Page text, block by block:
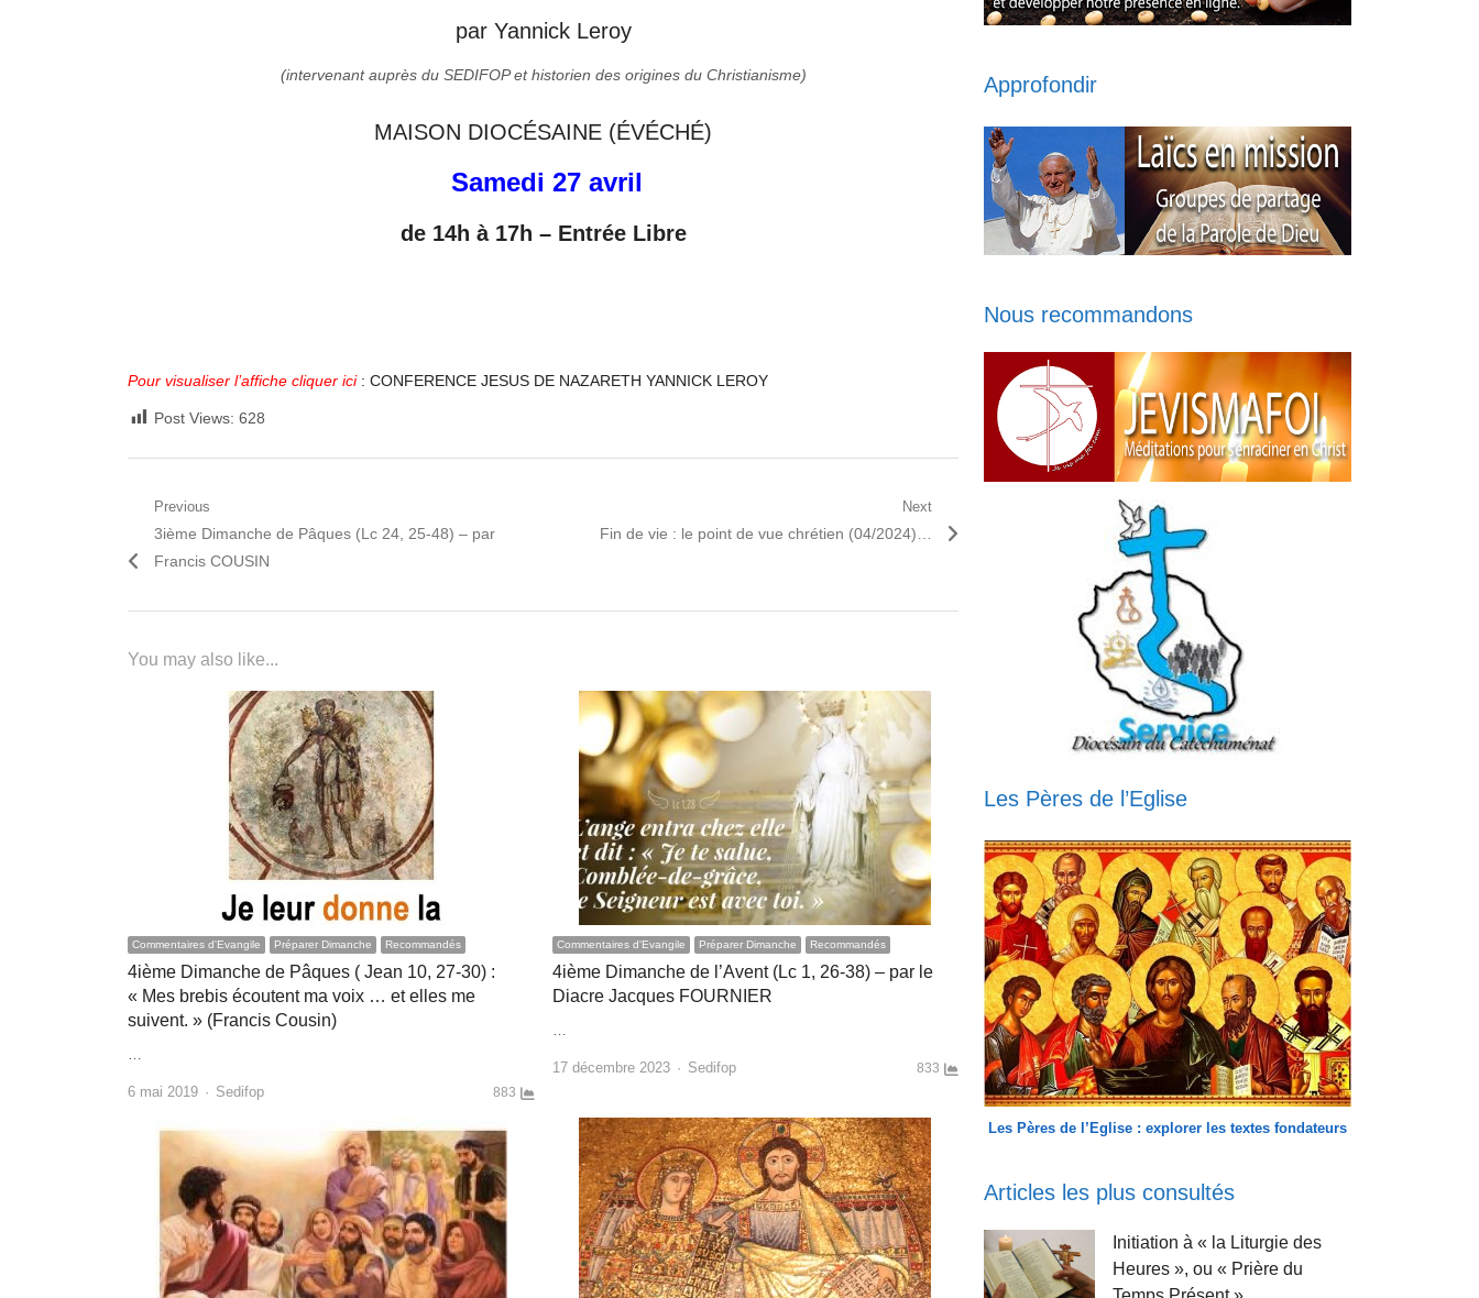
par Yannick Leroy
(intervenant auprès du SEDIFOP et historien des origines du Christianisme)
MAISON DIOCÉSAINE (ÉVÉCHÉ)
Samedi 27 avril
de 14h à 17h – Entrée Libre
Pour visualiser l’affiche cliquer ici: CONFERENCE JESUS DE NAZARETH YANNICK LEROY
Post Views: 628
Navigation
de
Previous
Previous
post:
3ième Dimanche de Pâques (Lc 24, 25-48) – par
Francis COUSIN
Next
Next
Fin de vie : le point de vue chrétien (04/2024)…
You may also like...
Commentaires d'Evangile Préparer Dimanche Recommandés
4ième Dimanche de Pâques ( Jean 10, 27-30) :
« Mes brebis écoutent ma voix … et elles me
suivent. » (Francis Cousin)
6 mai 2019 Author
Sedifop 883
Commentaires d'Evangile Préparer Dimanche Recommandés
4ième Dimanche de l’Avent (Lc 1, 26-38) – par le
Diacre Jacques FOURNIER
17 décembre 2023 Author
Sedifop 833
Approfondir
Nous recommandons
Les Pères de l’Eglise
Les Pères de l’Eglise : explorer les textes fondateurs
Articles les plus consultés
Initiation à « la Liturgie des
Heures », ou « Prière du